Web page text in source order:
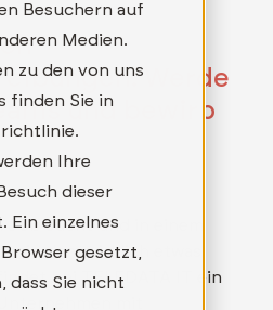
Besuchern auf
Medien.
zu den von uns
finden Sie in
Ihre
dieser
Ein einzelnes
gesetzt,
dass Sie nicht
Werde
und bewirb
Job sucht und in einem
in dem wirklich etwas
bei TELEDATA IT ein
mit